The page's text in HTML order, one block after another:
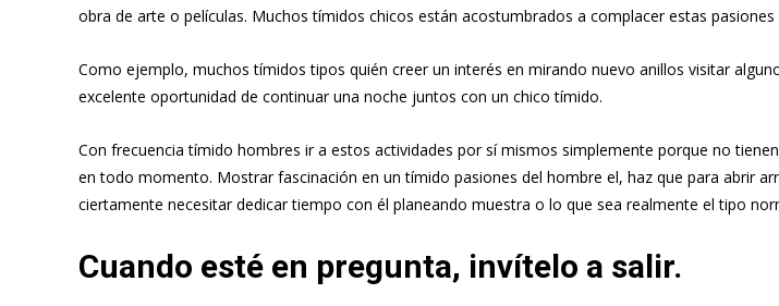
obra de arte o películas. Muchos tímidos chicos están acostumbrados a complacer estas pasiones
Como ejemplo, muchos tímidos tipos quién creer un interés en mirando nuevo anillos visitar
excelente oportunidad de continuar una noche juntos con un chico tímido.
Con frecuencia tímido hombres ir a estos actividades por sí mismos simplemente porque no
en todo momento. Mostrar fascinación en un tímido pasiones del hombre el, haz que para abrir
ciertamente necesitar dedicar tiempo con él planeando muestra o lo que sea realmente el tipo
Cuando esté en pregunta, invítelo a salir.